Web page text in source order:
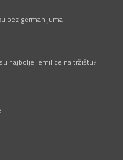
bez germanijuma
najbolje lemilice na tržištu?